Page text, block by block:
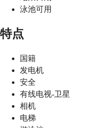
泳池可用
特点
国籍
发电机
安全
有线电视-卫星
相机
电梯